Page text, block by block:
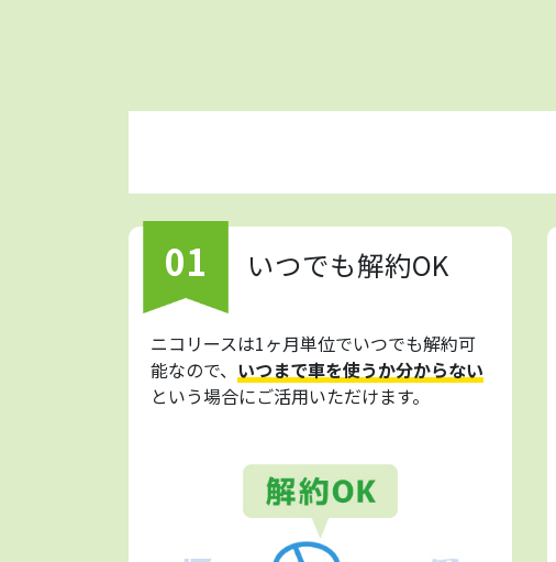
01 いつでも解約OK
ニコリースは1ヶ月単位でいつでも解約可
能なので、 いつまで車を使うか分からない
という場合にご活用いただけます。